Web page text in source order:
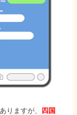
りますが、
四国